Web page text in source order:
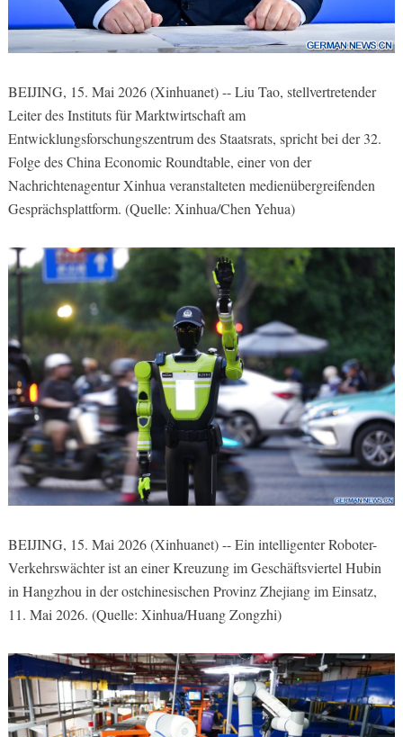
BEIJING, 15. Mai 2026 (Xinhuanet) -- Liu Tao, stellvertretender
Leiter des Instituts für Marktwirtschaft am
Entwicklungsforschungszentrum des Staatsrats, spricht bei der 32.
Folge des China Economic Roundtable, einer von der
Nachrichtenagentur Xinhua veranstalteten medienübergreifenden
Gesprächsplattform. (Quelle: Xinhua/Chen Yehua)
BEIJING, 15. Mai 2026 (Xinhuanet) -- Ein intelligenter Roboter-
Verkehrswächter ist an einer Kreuzung im Geschäftsviertel Hubin
in Hangzhou in der ostchinesischen Provinz Zhejiang im Einsatz,
11. Mai 2026. (Quelle: Xinhua/Huang Zongzhi)